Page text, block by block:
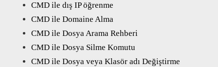
CMD ile dış IP öğrenme
CMD ile Domaine Alma
CMD ile Dosya Arama Rehberi
CMD ile Dosya Silme Komutu
CMD ile Dosya veya Klasör adı Değiştirme